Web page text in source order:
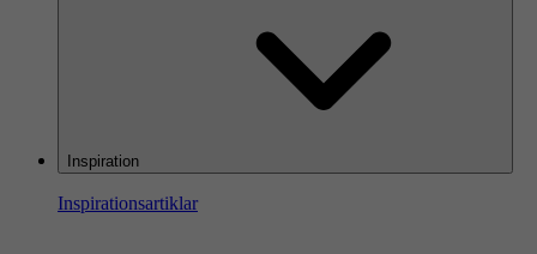
Inspiration
Inspirationsartiklar